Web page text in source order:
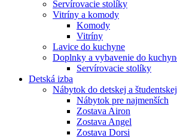
Servírovacie stolíky
Vitríny a komody
Komody
Vitríny
Lavice do kuchyne
Doplnky a vybavenie do
Servírovacie stolíky
Detská izba
Nábytok do detskej a
Nábytok pre najmenších
Zostava Airon
Zostava Angel
Zostava Dorsi